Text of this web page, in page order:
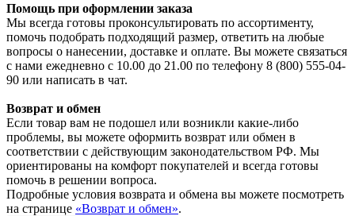
Помощь при оформлении заказа
Мы всегда готовы проконсультировать по ассортименту,
помочь подобрать подходящий размер, ответить на любые
вопросы о нанесении, доставке и оплате. Вы можете связаться
с нами ежедневно с 10.00 до 21.00 по телефону 8 (800) 555-04-
90 или написать в чат.
Возврат и обмен
Если товар вам не подошел или возникли какие-либо
проблемы, вы можете оформить возврат или обмен в
соответствии с действующим законодательством РФ. Мы
ориентированы на комфорт покупателей и всегда готовы
помочь в решении вопроса.
Подробные условия возврата и обмена вы можете посмотреть
на странице «Возврат и обмен».